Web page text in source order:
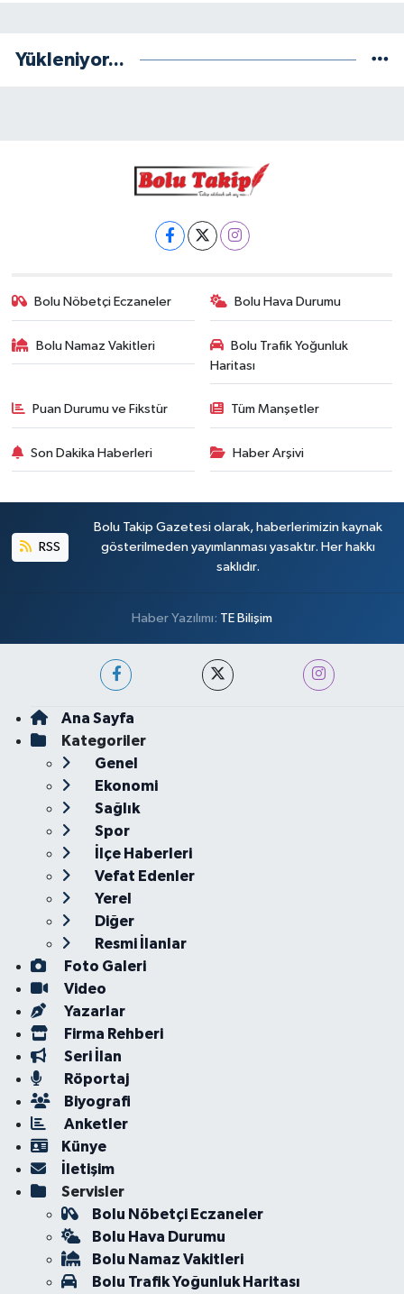
Yükleniyor...
Bolu Nöbetçi Eczaneler Bolu Hava Durumu
Bolu Namaz Vakitleri
Bolu Trafik Yoğunluk
Haritası
Puan Durumu ve Fikstür Tüm Manşetler
Son Dakika Haberleri Haber Arşivi
RSS
Bolu Takip Gazetesi olarak, haberlerimizin kaynak
gösterilmeden yayımlanması yasaktır. Her hakkı
saklıdır.
Haber Yazılımı: TE Bilişim
Ana Sayfa
Kategoriler
Genel
Ekonomi
Sağlık
Spor
İlçe Haberleri
Vefat Edenler
Yerel
Diğer
Resmi İlanlar
Foto Galeri
Video
Yazarlar
Firma Rehberi
Seri İlan
Röportaj
Biyografi
Anketler
Künye
İletişim
Servisler
Bolu Nöbetçi Eczaneler
Bolu Hava Durumu
Bolu Namaz Vakitleri
Bolu Trafik Yoğunluk Haritası